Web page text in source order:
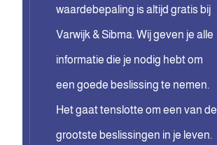
waardebepaling is altijd gratis bij
Varwijk & Sibma. Wij geven je alle
informatie die je nodig hebt om
een goede beslissing te nemen.
Het gaat tenslotte om een van de
grootste beslissingen in je leven.